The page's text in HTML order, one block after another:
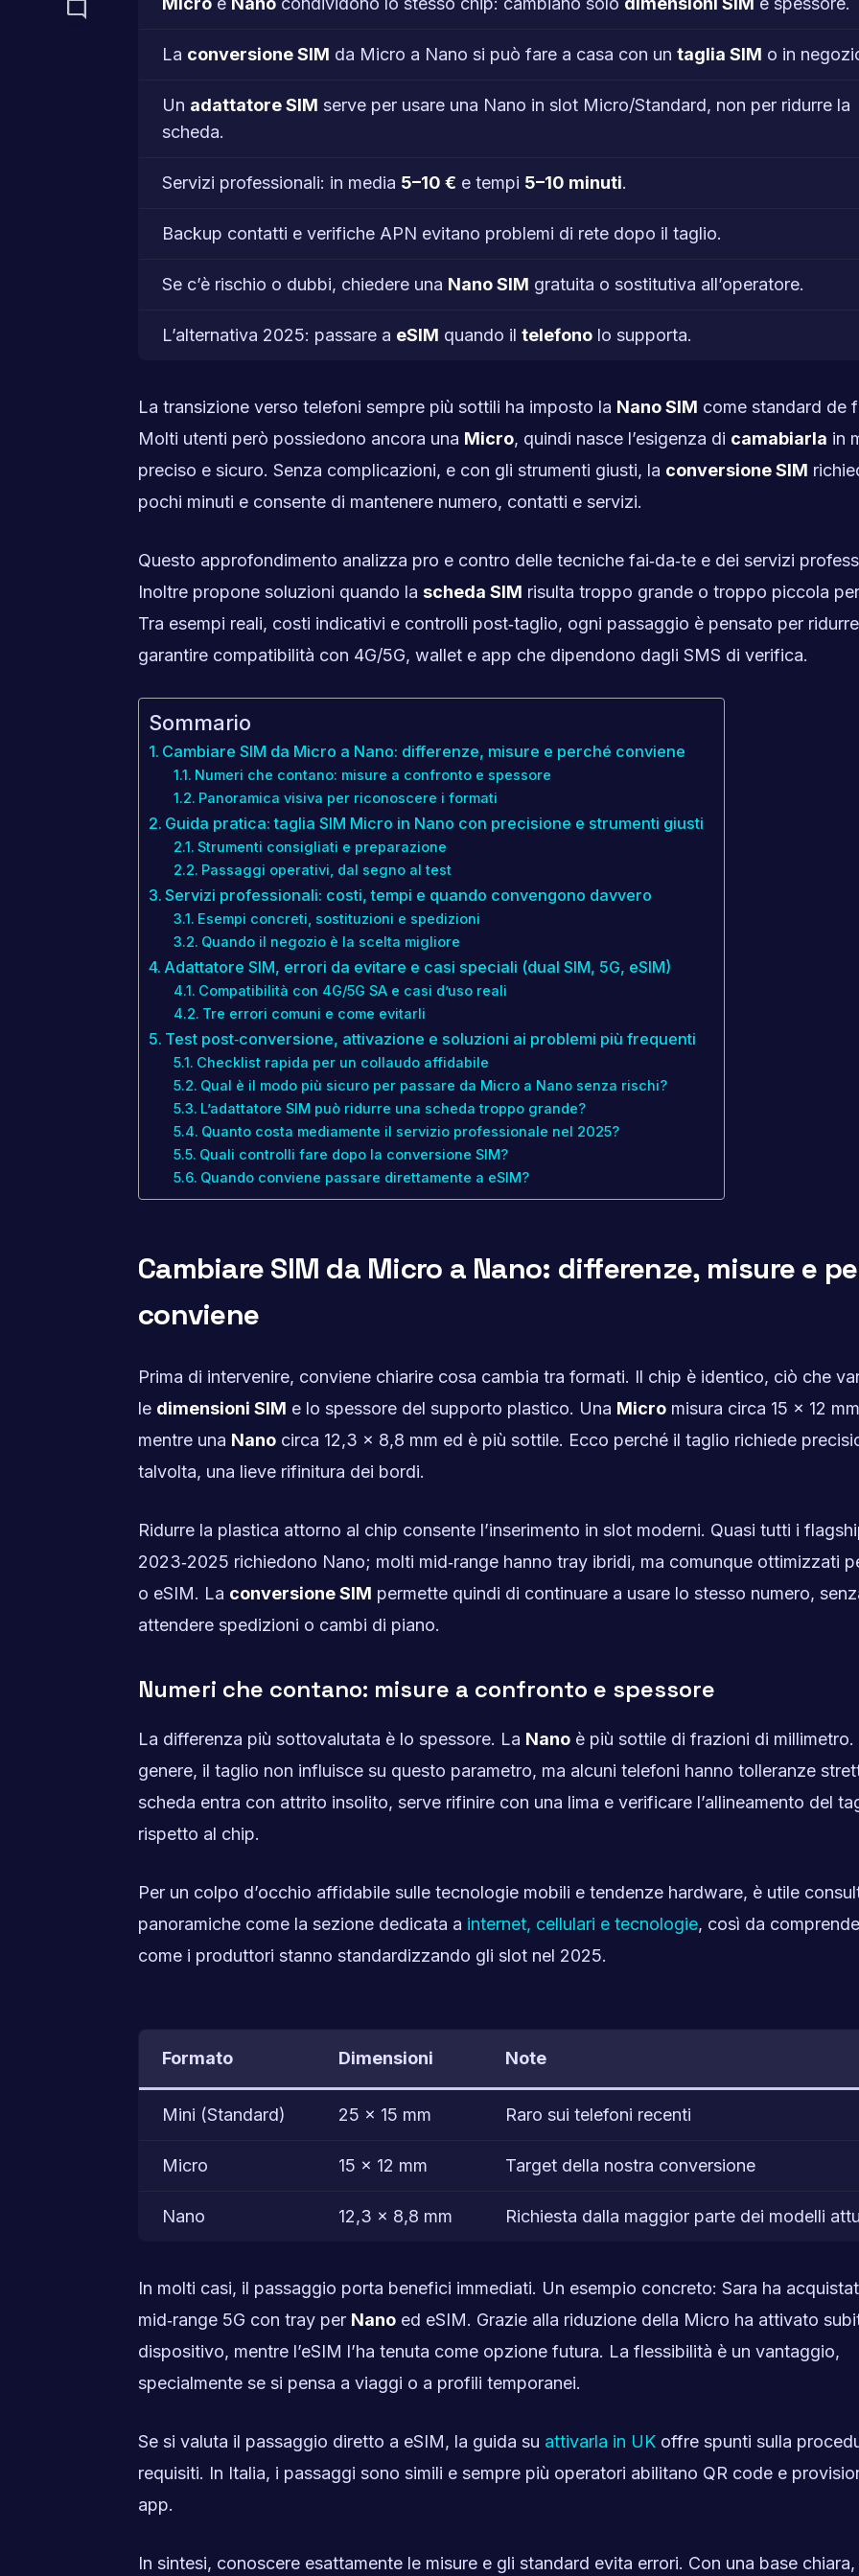
mode_comment
La conversione SIM da Micro a Nano si può fare a casa con un taglia SIM o in
Un adattatore SIM serve per usare una Nano in slot Micro/Standard, non per ridurre la
scheda.
Servizi professionali: in media 5–10 € e tempi 5–10 minuti.
Backup contatti e verifiche APN evitano problemi di rete dopo il taglio.
Se c’è rischio o dubbi, chiedere una Nano SIM gratuita o sostitutiva all’operatore.
L’alternativa 2025: passare a eSIM quando il telefono lo supporta.
La transizione verso telefoni sempre più sottili ha imposto la Nano SIM come standard de
Molti utenti però possiedono ancora una Micro, quindi nasce l’esigenza di camabiarla in
preciso e sicuro. Senza complicazioni, e con gli strumenti giusti, la conversione SIM
pochi minuti e consente di mantenere numero, contatti e servizi.
Questo approfondimento analizza pro e contro delle tecniche fai‑da‑te e dei servizi
Inoltre propone soluzioni quando la scheda SIM risulta troppo grande o troppo piccola
Tra esempi reali, costi indicativi e controlli post‑taglio, ogni passaggio è pensato per
garantire compatibilità con 4G/5G, wallet e app che dipendono dagli SMS di verifica.
Sommario
Cambiare SIM da Micro a Nano: differenze, misure e perché conviene
Numeri che contano: misure a confronto e spessore
Panoramica visiva per riconoscere i formati
Guida pratica: taglia SIM Micro in Nano con precisione e strumenti giusti
Strumenti consigliati e preparazione
Passaggi operativi, dal segno al test
Servizi professionali: costi, tempi e quando convengono davvero
Esempi concreti, sostituzioni e spedizioni
Quando il negozio è la scelta migliore
Adattatore SIM, errori da evitare e casi speciali (dual SIM, 5G, eSIM)
Compatibilità con 4G/5G SA e casi d’uso reali
Tre errori comuni e come evitarli
Test post‑conversione, attivazione e soluzioni ai problemi più frequenti
Checklist rapida per un collaudo affidabile
Qual è il modo più sicuro per passare da Micro a Nano senza rischi?
L’adattatore SIM può ridurre una scheda troppo grande?
Quanto costa mediamente il servizio professionale nel 2025?
Quali controlli fare dopo la conversione SIM?
Quando conviene passare direttamente a eSIM?
Cambiare SIM da Micro a Nano: differenze, misure e
conviene
Prima di intervenire, conviene chiarire cosa cambia tra formati. Il chip è identico, ciò che
le dimensioni SIM e lo spessore del supporto plastico. Una Micro misura circa 15 × 12
mentre una Nano circa 12,3 × 8,8 mm ed è più sottile. Ecco perché il taglio richiede
talvolta, una lieve rifinitura dei bordi.
Ridurre la plastica attorno al chip consente l’inserimento in slot moderni. Quasi tutti i
2023‑2025 richiedono Nano; molti mid‑range hanno tray ibridi, ma comunque ottimizzati
o eSIM. La conversione SIM permette quindi di continuare a usare lo stesso numero,
attendere spedizioni o cambi di piano.
Numeri che contano: misure a confronto e spessore
La differenza più sottovalutata è lo spessore. La Nano è più sottile di frazioni di millimetro.
genere, il taglio non influisce su questo parametro, ma alcuni telefoni hanno tolleranze
scheda entra con attrito insolito, serve rifinire con una lima e verificare l’allineamento del
rispetto al chip.
Per un colpo d’occhio affidabile sulle tecnologie mobili e tendenze hardware, è utile
panoramiche come la sezione dedicata a internet, cellulari e tecnologie, così da
come i produttori stanno standardizzando gli slot nel 2025.
Formato Dimensioni Note
Mini (Standard) 25 × 15 mm Raro sui telefoni recenti
Micro 15 × 12 mm Target della nostra conversione
Nano 12,3 × 8,8 mm Richiesta dalla maggior parte dei modelli
In molti casi, il passaggio porta benefici immediati. Un esempio concreto: Sara ha
mid‑range 5G con tray per Nano ed eSIM. Grazie alla riduzione della Micro ha attivato
dispositivo, mentre l’eSIM l’ha tenuta come opzione futura. La flessibilità è un vantaggio,
specialmente se si pensa a viaggi o a profili temporanei.
Se si valuta il passaggio diretto a eSIM, la guida su attivarla in UK offre spunti sulla
requisiti. In Italia, i passaggi sono simili e sempre più operatori abilitano QR code e
app.
In sintesi, conoscere esattamente le misure e gli standard evita errori. Con una base chiara,